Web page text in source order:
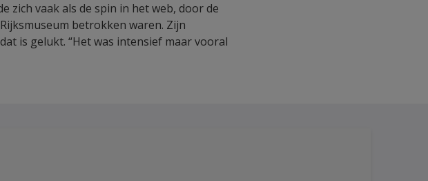
zich vaak als de spin in het web, door de
betrokken waren. Zijn
is gelukt. “Het was intensief maar vooral